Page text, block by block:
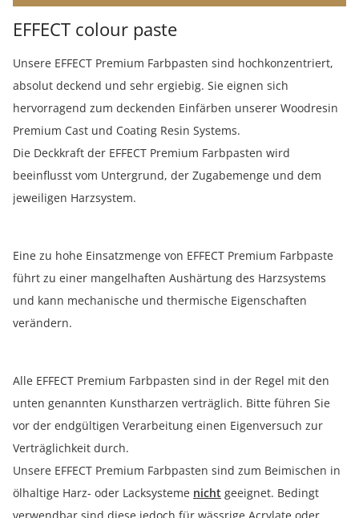
EFFECT colour paste
Unsere EFFECT Premium Farbpasten sind hochkonzentriert,
absolut deckend und sehr ergiebig. Sie eignen sich
hervorragend zum deckenden Einfärben unserer Woodresin
Premium Cast und Coating Resin Systems.
Die Deckkraft der EFFECT Premium Farbpasten wird
beeinflusst vom Untergrund, der Zugabemenge und dem
jeweiligen Harzsystem.
Eine zu hohe Einsatzmenge von EFFECT Premium Farbpaste
führt zu einer mangelhaften Aushärtung des Harzsystems
und kann mechanische und thermische Eigenschaften
verändern.
Alle EFFECT Premium Farbpasten sind in der Regel mit den
unten genannten Kunstharzen verträglich. Bitte führen Sie
vor der endgültigen Verarbeitung einen Eigenversuch zur
Verträglichkeit durch.
Unsere EFFECT Premium Farbpasten sind zum Beimischen in
ölhaltige Harz- oder Lacksysteme nicht geeignet. Bedingt